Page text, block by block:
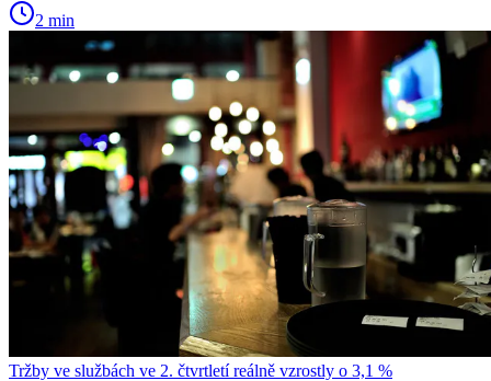
2 min
Tržby ve službách ve 2. čtvrtletí reálně vzrostly o 3,1 %